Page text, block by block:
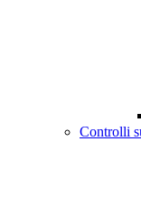
Controlli